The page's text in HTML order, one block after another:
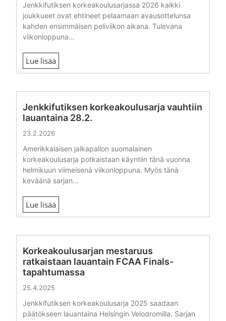
Jenkkifutiksen korkeakoulusarjassa 2026 kaikki
joukkueet ovat ehtineet pelaamaan avausottelunsa
kahden ensimmäisen peliviikon aikana. Tulevana
viikonloppuna...
Lue lisää
Jenkkifutiksen korkeakoulusarja vauhtiin
lauantaina 28.2.
23.2.2026
Amerikkalaisen jalkapallon suomalainen
korkeakoulusarja potkaistaan käyntiin tänä vuonna
helmikuun viimeisenä viikonloppuna. Myös tänä
keväänä sarjan...
Lue lisää
Korkeakoulusarjan mestaruus
ratkaistaan lauantain FCAA Finals-
tapahtumassa
25.4.2025
Jenkkifutiksen korkeakoulusarja 2025 saadaan
päätökseen lauantaina Helsingin Velodromilla. Sarjan